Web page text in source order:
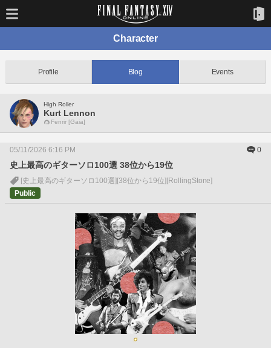
Character
Profile Blog Events
High Roller
Kurt Lennon
Fenrir [Gaia]
05/11/2026 6:16 PM 0
史上最高のギターソロ100選 38位から19位
[史上最高のギターソロ100選] [38位から19位] [RollingStone]
Public